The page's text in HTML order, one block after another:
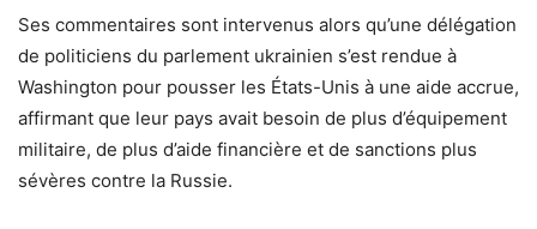
Ses commentaires sont intervenus alors qu’une délégation
de politiciens du parlement ukrainien s’est rendue à
Washington pour pousser les États-Unis à une aide accrue,
affirmant que leur pays avait besoin de plus d’équipement
militaire, de plus d’aide financière et de sanctions plus
sévères contre la Russie.